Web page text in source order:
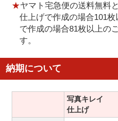
★ヤマト宅急便の送料無料
仕上げで作成の場合101
で作成の場合81枚以上の
す。
納期について
写真キレイ
仕上げ